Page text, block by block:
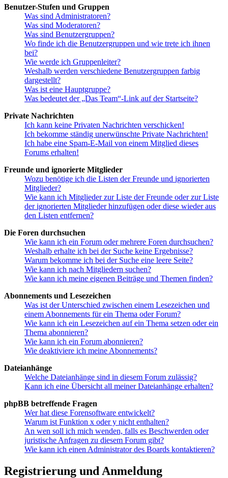
Benutzer-Stufen und Gruppen
Was sind Administratoren?
Was sind Moderatoren?
Was sind Benutzergruppen?
Wo finde ich die Benutzergruppen und wie trete ich ihnen
bei?
Wie werde ich Gruppenleiter?
Weshalb werden verschiedene Benutzergruppen farbig
dargestellt?
Was ist eine Hauptgruppe?
Was bedeutet der „Das Team“-Link auf der Startseite?
Private Nachrichten
Ich kann keine Privaten Nachrichten verschicken!
Ich bekomme ständig unerwünschte Private Nachrichten!
Ich habe eine Spam-E-Mail von einem Mitglied dieses
Forums erhalten!
Freunde und ignorierte Mitglieder
Wozu benötige ich die Listen der Freunde und ignorierten
Mitglieder?
Wie kann ich Mitglieder zur Liste der Freunde oder zur Liste
der ignorierten Mitglieder hinzufügen oder diese wieder aus
den Listen entfernen?
Die Foren durchsuchen
Wie kann ich ein Forum oder mehrere Foren durchsuchen?
Weshalb erhalte ich bei der Suche keine Ergebnisse?
Warum bekomme ich bei der Suche eine leere Seite?
Wie kann ich nach Mitgliedern suchen?
Wie kann ich meine eigenen Beiträge und Themen finden?
Abonnements und Lesezeichen
Was ist der Unterschied zwischen einem Lesezeichen und
einem Abonnements für ein Thema oder Forum?
Wie kann ich ein Lesezeichen auf ein Thema setzen oder ein
Thema abonnieren?
Wie kann ich ein Forum abonnieren?
Wie deaktiviere ich meine Abonnements?
Dateianhänge
Welche Dateianhänge sind in diesem Forum zulässig?
Kann ich eine Übersicht all meiner Dateianhänge erhalten?
phpBB betreffende Fragen
Wer hat diese Forensoftware entwickelt?
Warum ist Funktion x oder y nicht enthalten?
An wen soll ich mich wenden, falls es Beschwerden oder
juristische Anfragen zu diesem Forum gibt?
Wie kann ich einen Administrator des Boards kontaktieren?
Registrierung und Anmeldung